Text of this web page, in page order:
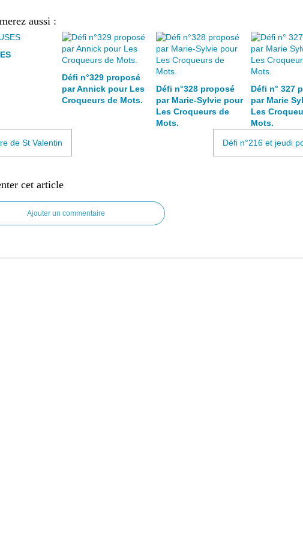
aussi :
Défi n°329 proposé
par Annick pour Les
Croqueurs de Mots.
Défi n°328 proposé
par Marie-Sylvie pour
Les Croqueurs de
Mots.
Défi n° 327
par Marie
Les
Mots.
de St Valentin Défi n°216 et jeudi
cet article
Ajouter un commentaire